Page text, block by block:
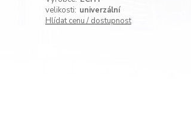
velikosti: univerzální
Hlídat cenu / dostupnost